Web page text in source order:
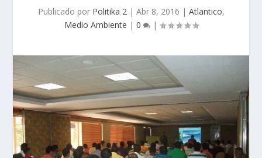
Publicado por Politika 2| Abr 8, 2016 | Atlantico,
Medio Ambiente | 0 |